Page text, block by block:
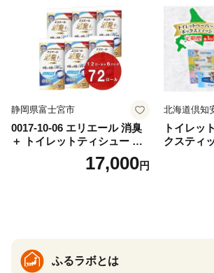
ー 消耗
道 倶知
静岡県富士宮市
0017-10-06 エリエール 消臭
＋ トイレットティシュー し
っかり香るフレッシュクリア
の香り ダブル 12ロール×6パ
17,000円
北海道倶知
トイレッ
クスティ
回 日本
常備品
ふるラボとは